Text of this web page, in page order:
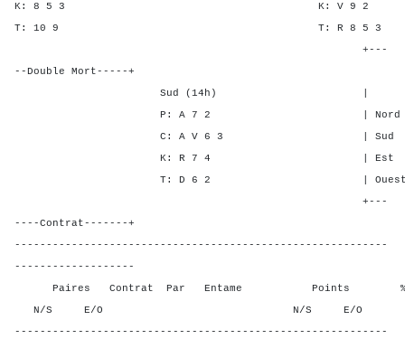
K: 8 5 3 K: V
T: 10 9 T: R 8
+---
--Double Mort-----+
Sud (14h) | SA P
P: A 7 2 | Nord 3 4
C: A V 6 3 | Sud 4 5
K: R 7 4 | Est - -
T: D 6 2 | Ouest - -
+---
----Contrat-------+
-----------------------------------------------------------
-------------------
Paires Contrat Par Entame Points %
N/S E/O N/S E/O N/
-----------------------------------------------------------